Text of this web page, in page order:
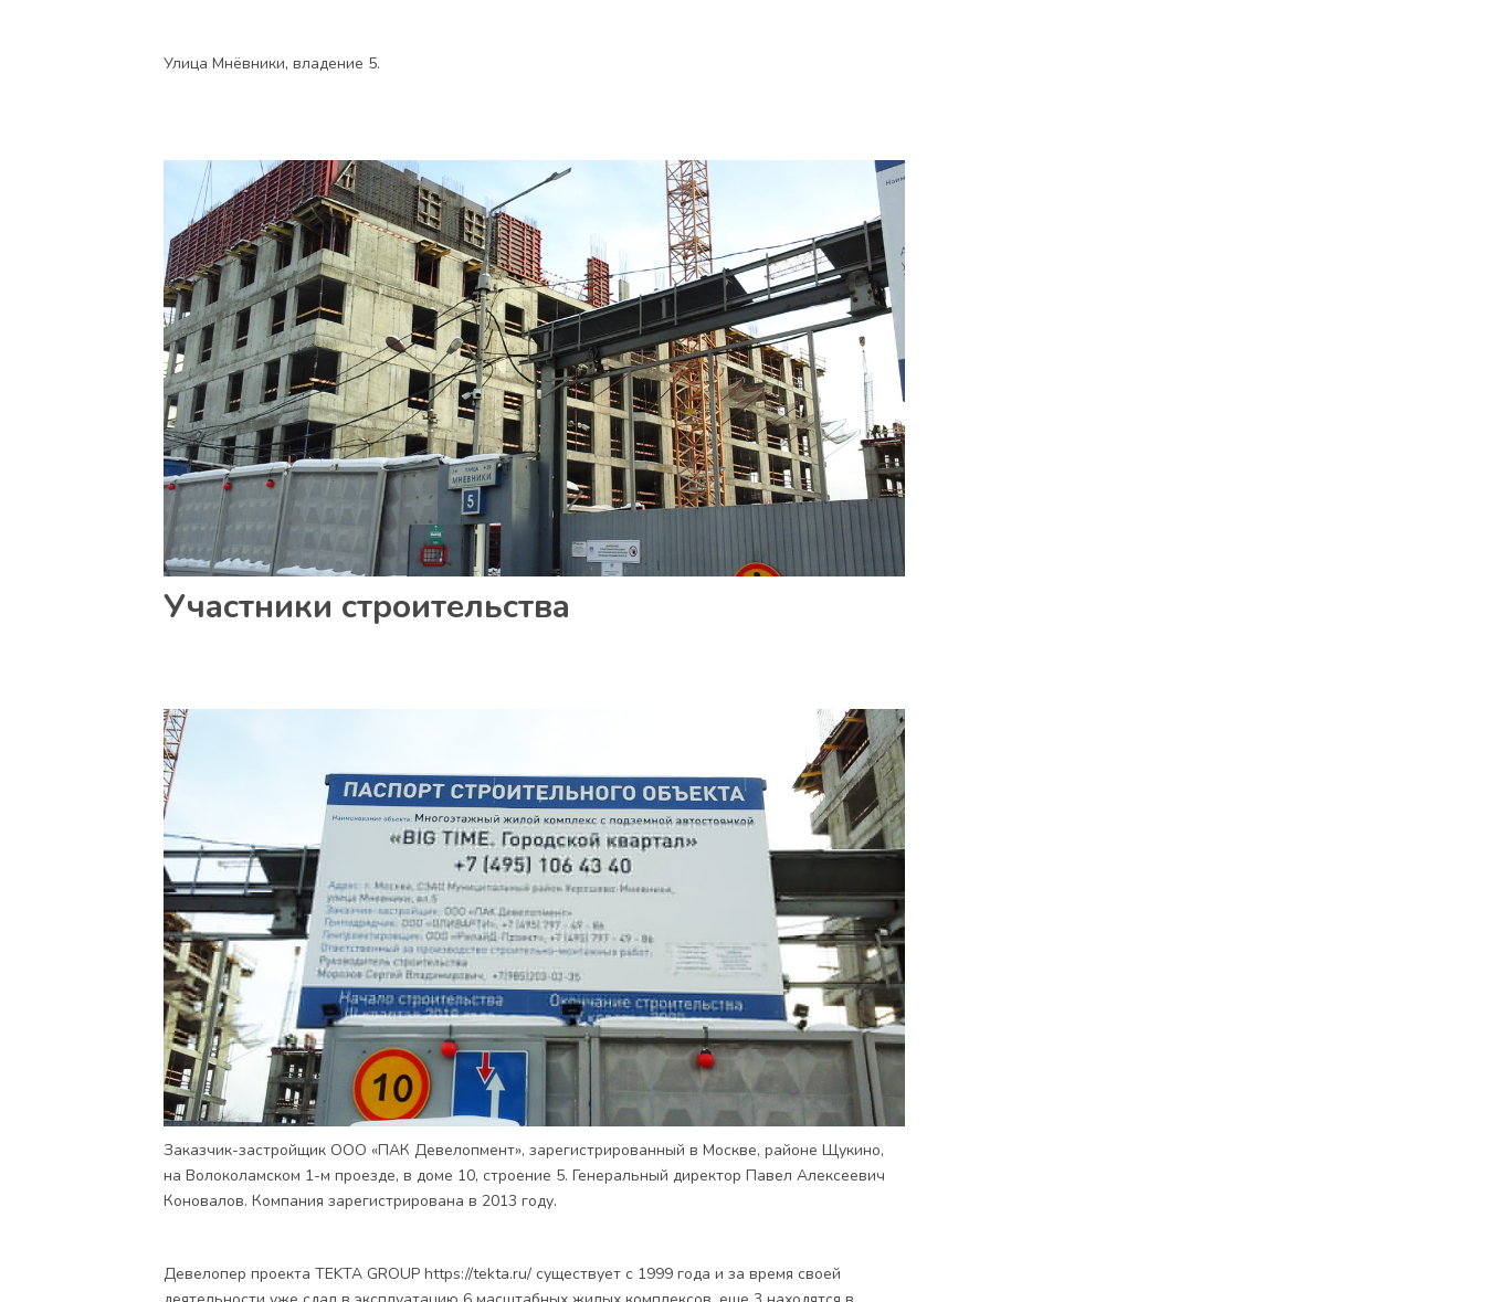
Улица Мнёвники, владение 5.
Участники строительства
Заказчик-застройщик ООО «ПАК Девелопмент», зарегистрированный в Москве, районе Щукино,
на Волоколамском 1-м проезде, в доме 10, строение 5. Генеральный директор Павел Алексеевич
Коновалов. Компания зарегистрирована в 2013 году.
Девелопер проекта TEKTA GROUP https://tekta.ru/ существует с 1999 года и за время своей